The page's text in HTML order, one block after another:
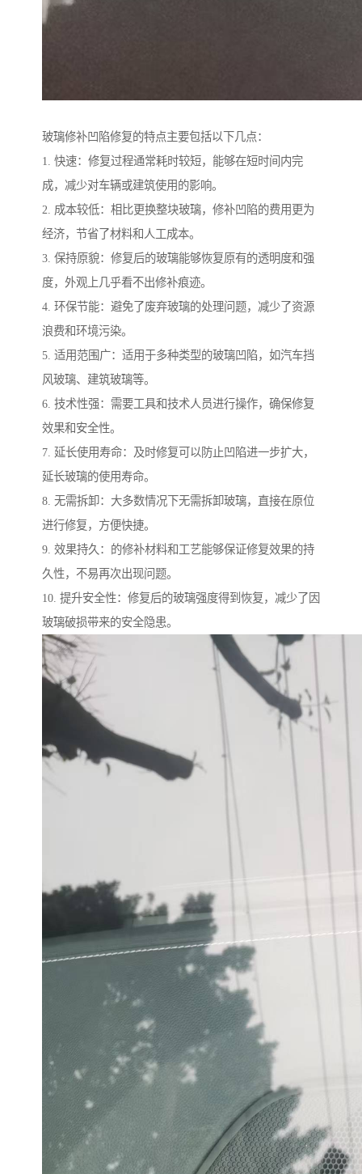
玻璃修补凹陷修复的特点主要包括以下几点：
1. 快速：修复过程通常耗时较短，能够在短时间内完
成，减少对车辆或建筑使用的影响。
2. 成本较低：相比更换整块玻璃，修补凹陷的费用更为
经济，节省了材料和人工成本。
3. 保持原貌：修复后的玻璃能够恢复原有的透明度和强
度，外观上几乎看不出修补痕迹。
4. 环保节能：避免了废弃玻璃的处理问题，减少了资源
浪费和环境污染。
5. 适用范围广：适用于多种类型的玻璃凹陷，如汽车挡
风玻璃、建筑玻璃等。
6. 技术性强：需要工具和技术人员进行操作，确保修复
效果和安全性。
7. 延长使用寿命：及时修复可以防止凹陷进一步扩大，
延长玻璃的使用寿命。
8. 无需拆卸：大多数情况下无需拆卸玻璃，直接在原位
进行修复，方便快捷。
9. 效果持久：的修补材料和工艺能够保证修复效果的持
久性，不易再次出现问题。
10. 提升安全性：修复后的玻璃强度得到恢复，减少了因
玻璃破损带来的安全隐患。